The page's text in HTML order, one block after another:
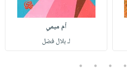
أم ميمي
لـ بلال فضل
2
3
4
5